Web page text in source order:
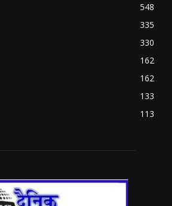
548
335
330
162
162
133
113